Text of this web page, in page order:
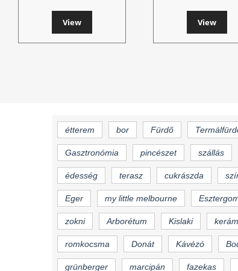
View View
étterem bor Fürdő
Gasztronómia pincészet szállás
édesség terasz cukrászda
Eger my little melbourne
zokni Arborétum Kislaki
romkocsma Donát Kávézó
grünberger marcipán fazekas